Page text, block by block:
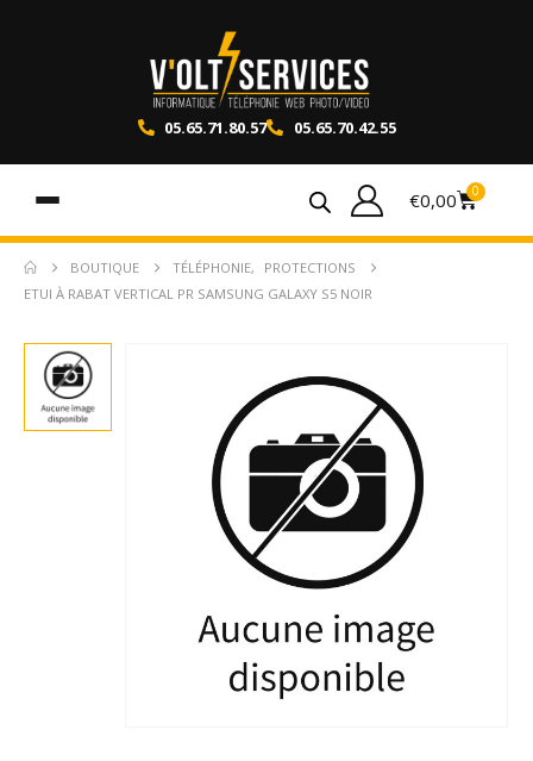
05.65.71.80.57 05.65.70.42.55
€0,00 0
BOUTIQUE TÉLÉPHONIE,
PROTECTIONS
ETUI À RABAT VERTICAL PR SAMSUNG GALAXY S5 NOIR